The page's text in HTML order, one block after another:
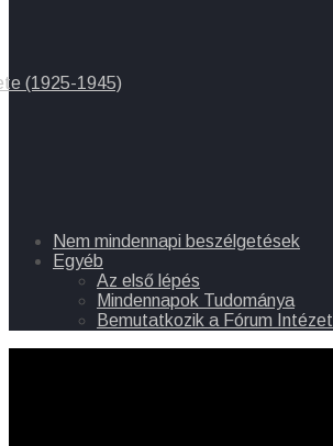
(1925-1945)
Nem mindennapi beszélgetések
Egyéb
Az első lépés
Mindennapok Tudománya
Bemutatkozik a Fórum Intézet